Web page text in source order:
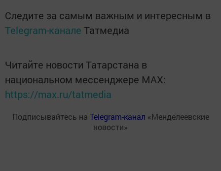
Следите за самым важным и интересным в
Telegram-канале Татмедиа
Читайте новости Татарстана в
национальном мессенджере MАХ:
https://max.ru/tatmedia
Подписывайтесь на Telegram-канал «Менделеевские
новости»